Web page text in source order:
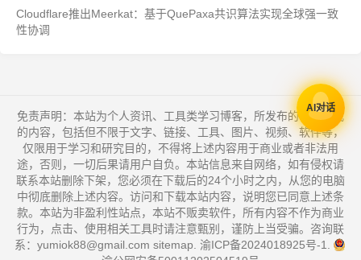
Cloudflare推出Meerkat：基于QuePaxa共识算法实现全球强一致
性协调
免责声明：本站为个人资讯、工具类学习博客，所发布的一切形式
的内容，包括但不限于文字、链接、工具、图片、视频、软件等，
仅限用于学习和研究目的，不得将上述内容用于商业或者非法用
途，否则，一切后果请用户自负。本站信息来自网络，如有侵权请
联系本站删除下架，您必须在下载后的24个小时之内，从您的电脑
中彻底删除上述内容。访问和下载本站内容，说明您已同意上述条
款。本站为非盈利性站点，本站不贩卖软件，所有内容不作为商业
行为，点击、使用相关工具时请注意甄别，谨防上当受骗。咨询联
系：yumiok88@gmail.com sitemap 渝ICP备2024018925号-1
AI对话